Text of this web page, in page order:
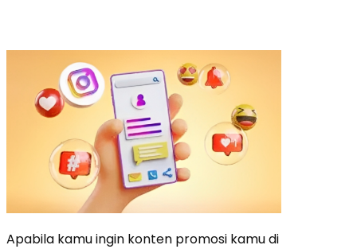
Apabila kamu ingin konten promosi kamu di